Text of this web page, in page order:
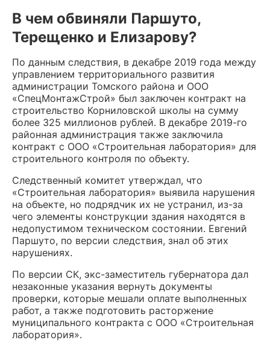
В чем обвиняли Паршуто,
Терещенко и Елизарову?
По данным следствия, в декабре 2019 года между
управлением территориального развития
администрации Томского района и ООО
«СпецМонтажСтрой» был заключен контракт на
строительство Корниловской школы на сумму
более 325 миллионов рублей. В декабре 2019-го
районная администрация также заключила
контракт с ООО «Строительная лаборатория» для
строительного контроля по объекту.
Следственный комитет утверждал, что
«Строительная лаборатория» выявила нарушения
на объекте, но подрядчик их не устранил, из-за
чего элементы конструкции здания находятся в
недопустимом техническом состоянии. Евгений
Паршуто, по версии следствия, знал об этих
нарушениях.
По версии СК, экс-заместитель губернатора дал
незаконные указания вернуть документы
проверки, которые мешали оплате выполненных
работ, а также подготовить расторжение
муниципального контракта с ООО «Строительная
лаборатория».